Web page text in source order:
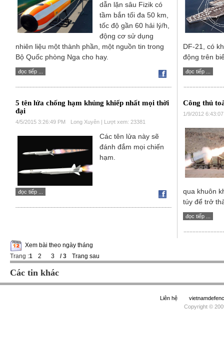
dẫn lặn sâu Fizik có
tầm bắn tối đa 50 km,
tốc độ gần 60 hải lý/h,
động cơ sử dụng
nhiên liệu một thành phần, một nguồn tin trong
Bộ Quốc phòng Nga cho hay.
đọc tiếp ...
DF-21, có
động trên
đọc tiếp ...
5 tên lửa chống hạm khủng khiếp nhất mọi thời
đại
4/5/2015 3:26:49 PM Long Xuyên | Lượt xem: 23381
Các tên lửa này sẽ
đánh đắm mọi chiến
hạm.
đọc tiếp ...
Công thủ
1/9/2012
qua khuôn
túy để trở
đọc tiếp ...
Xem bài theo ngày tháng
Trang :1 2 3 / 3 Trang sau
Các tin khác
Liên hệ
Copyright ©